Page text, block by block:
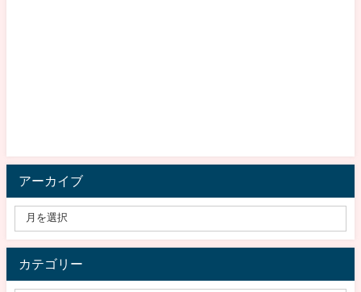
アーカイブ
カテゴリー